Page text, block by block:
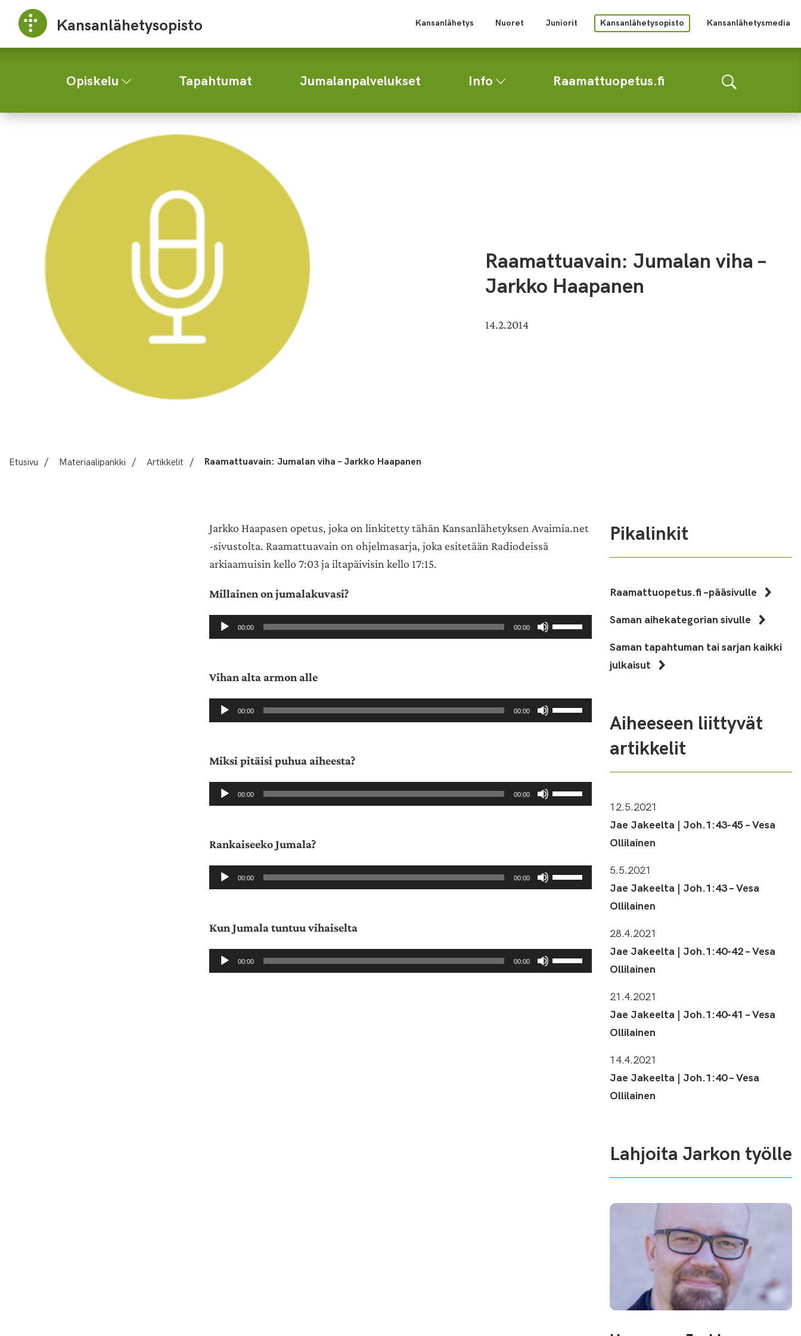
Kansanlähetysopisto Kansanlähetys Nuoret Juniorit Kansanlähetysopisto Kansanlähetysmedia
Opiskelu Tapahtumat Jumalanpalvelukset Info Raamattuopetus.fi
Raamattuavain: Jumalan viha –
Jarkko Haapanen
14.2.2014
Etusivu / Materiaalipankki / Artikkelit / Raamattuavain: Jumalan viha – Jarkko Haapanen
Jarkko Haapasen opetus, joka on linkitetty tähän Kansanlähetyksen Avaimia.net
-sivustolta. Raamattuavain on ohjelmasarja, joka esitetään Radiodeissä
arkiaamuisin kello 7:03 ja iltapäivisin kello 17:15.
Millainen on jumalakuvasi?
Äänitoistin00:00 00:00
Nuolinäppäimillä
suuremmaksi
ja
Vihan alta armon alle
Äänitoistin00:00 00:00
suuremmaksi
ja
Miksi pitäisi puhua aiheesta?
Äänitoistin00:00 00:00
suuremmaksi
ja
pienemmäksi.
Rankaiseeko Jumala?
Äänitoistin00:00 00:00
Nuolinäppäimillä
suuremmaksi
ja
Kun Jumala tuntuu vihaiselta
Äänitoistin00:00 00:00
Nuolinäppäimillä
äänenvoimakkuutta
Pikalinkit
Raamattuopetus.fi –pääsivulle
Saman aihekategorian sivulle
Saman tapahtuman tai sarjan kaikki
julkaisut
Aiheeseen liittyvät
artikkelit
12.5.2021
Jae Jakeelta | Joh.1:43-45 – Vesa
Ollilainen
5.5.2021
Jae Jakeelta | Joh.1:43 – Vesa
Ollilainen
28.4.2021
Jae Jakeelta | Joh.1:40-42 – Vesa
Ollilainen
21.4.2021
Jae Jakeelta | Joh.1:40-41 – Vesa
Ollilainen
14.4.2021
Jae Jakeelta | Joh.1:40 – Vesa
Ollilainen
Lahjoita Jarkon työlle